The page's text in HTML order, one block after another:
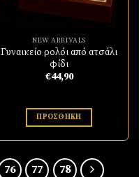
ΓΡΗΓΟΡΗ ΠΡΟΒΟΛΗ!
NEW ARRIVALS
Γυναικείο ρολόι από ατσάλι
φίδι
€44,90
ΠΡΟΣΘΉΚΗ
76 77 78